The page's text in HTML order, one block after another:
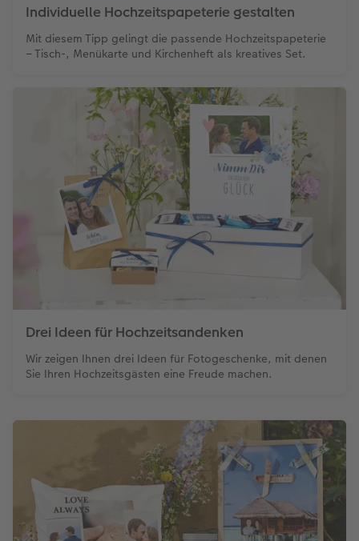
Individuelle Hochzeitspapeterie gestalten
Mit diesem Tipp gelingt die passende Hochzeitspapeterie
– Tisch-, Menükarte und Kirchenheft als kreatives Set.
Drei Ideen für Hochzeitsandenken
Wir zeigen Ihnen drei Ideen für Fotogeschenke, mit denen
Sie Ihren Hochzeitsgästen eine Freude machen.